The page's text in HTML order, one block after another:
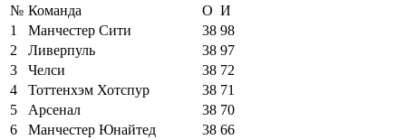
№ Команда О И
1
Манчестер Сити 38 98
2
Ливерпуль 38 97
3
Челси 38 72
4
Тоттенхэм Хотспур 38 71
5
Арсенал 38 70
6
Манчестер Юнайтед 38 66